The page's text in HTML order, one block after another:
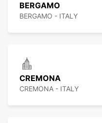
BERGAMO
BERGAMO - ITALY
CREMONA
CREMONA - ITALY